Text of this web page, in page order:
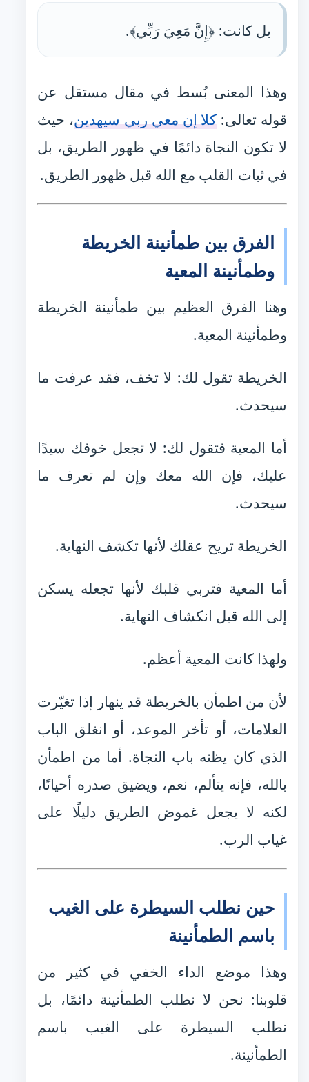
بل كانت: ﴿إِنَّ مَعِيَ رَبِّي﴾.
وهذا المعنى بُسط في مقال مستقل عن
قوله تعالى: كلا إن معي ربي سيهدين، حيث
لا تكون النجاة دائمًا في ظهور الطريق، بل
في ثبات القلب مع الله قبل ظهور الطريق.
الفرق بين طمأنينة الخريطة
وطمأنينة المعية
وهنا الفرق العظيم بين طمأنينة الخريطة
وطمأنينة المعية.
الخريطة تقول لك: لا تخف، فقد عرفت ما
سيحدث.
أما المعية فتقول لك: لا تجعل خوفك سيدًا
عليك، فإن الله معك وإن لم تعرف ما
سيحدث.
الخريطة تريح عقلك لأنها تكشف النهاية.
أما المعية فتربي قلبك لأنها تجعله يسكن
إلى الله قبل انكشاف النهاية.
ولهذا كانت المعية أعظم.
لأن من اطمأن بالخريطة قد ينهار إذا تغيّرت
العلامات، أو تأخر الموعد، أو انغلق الباب
الذي كان يظنه باب النجاة. أما من اطمأن
بالله، فإنه يتألم، نعم، ويضيق صدره أحيانًا،
لكنه لا يجعل غموض الطريق دليلًا على
غياب الرب.
حين نطلب السيطرة على الغيب
باسم الطمأنينة
وهذا موضع الداء الخفي في كثير من
قلوبنا: نحن لا نطلب الطمأنينة دائمًا، بل
نطلب السيطرة على الغيب باسم
الطمأنينة.